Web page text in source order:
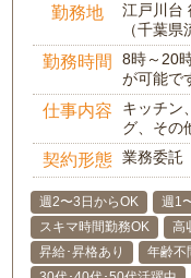
勤務地
江戸川台
（千葉県
勤務時間
8時～20
が可能で
仕事内容
キッチン
グ、その
契約形態 業務委託
週2〜3日からOK 週1
スキマ時間勤務OK
高
昇給･昇格あり
年齢不